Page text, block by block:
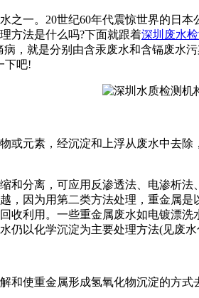
一。20世纪60年代震惊世界的日本
方法是什么吗?下面就跟着深圳废水
，就是分别由含汞废水和含镉废水
下吧!
元素，经沉淀和上浮从废水中去除
分离，可应用反渗透法、电渗析法
，因为用第二类方法处理，重金属
收利用。一些重金属废水如电镀漂
以化学沉淀为主要处理方法(见废
使重金属形成氢氧化物沉淀的方式